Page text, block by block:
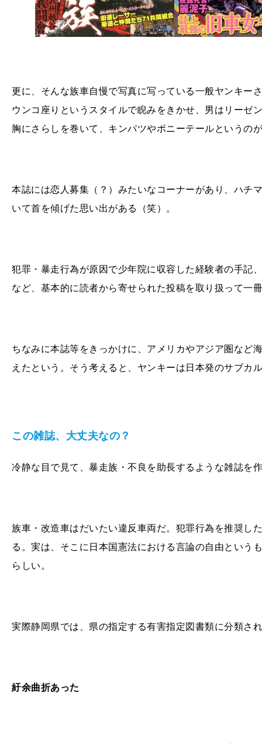
更に、そんな族車自慢で写真に写っている一般ヤンキー
ウンコ座りというスタイルで睨みをきかせ、男はリーゼ
胸にさらしを巻いて、キンパツやポニーテールというの
本誌には恋人募集（？）みたいなコーナーがあり、ハチ
いて首を傾げた思い出がある（笑）。
犯罪・暴走行為が原因で少年院に収容した経験者の手記
など、基本的に読者から寄せられた投稿を取り扱って一
ちなみに本誌等をきっかけに、アメリカやアジア圏など
えたという。そう考えると、ヤンキーは日本発のサブカ
この雑誌、大丈夫なの？
冷静な目で見て、暴走族・不良を助長するような雑誌
族車・改造車はだいたい違反車両だ。犯罪行為を推奨し
る。実は、そこに日本国憲法における言論の自由という
らしい。
実際静岡県では、県の指定する有害指定図書類に分類さ
紆余曲折あった